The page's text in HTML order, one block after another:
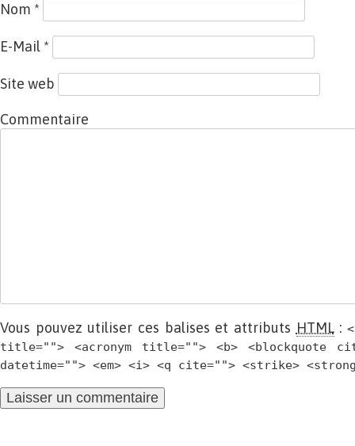
Nom *
E-Mail *
Site web
Commentaire
Vous pouvez utiliser ces balises et attributs HTML:
title=""> <acronym title=""> <b> <blockquote
datetime=""> <em> <i> <q cite=""> <strike>